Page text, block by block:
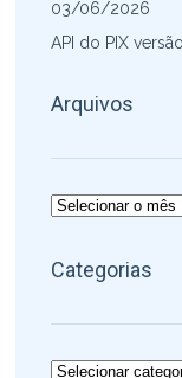
03/06/2026
API do PIX
Arquivos
Arquivos
Categorias
Categorias